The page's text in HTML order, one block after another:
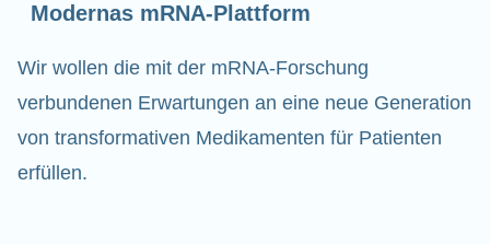
Modernas mRNA-Plattform
Wir wollen die mit der mRNA-Forschung
verbundenen Erwartungen an eine neue Generation
von transformativen Medikamenten für Patienten
erfüllen.